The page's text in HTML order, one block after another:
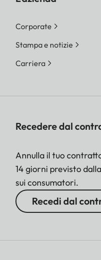
Corporate
Stampa e notizie
Carriera
Recedere dal
Annulla il tuo
14 giorni previsto
sui consumatori.
Recedi dal